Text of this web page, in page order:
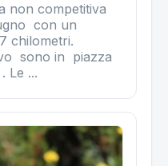
non competitiva
con un
chilometri.
sono in piazza
Le ...